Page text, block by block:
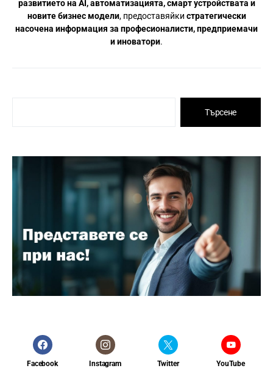
развитието на AI, автоматизацията, смарт устройствата и
новите бизнес модели, предоставяйки стратегически
насочена информация за професионалисти, предприемачи
и иноватори.
Търсене
Facebook Instagram Twitter YouTube